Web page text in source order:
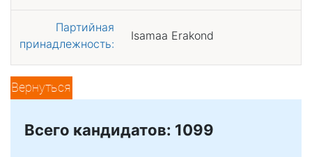
Партийная
принадлежность:
Isamaa Erakond
Вернуться
Всего кандидатов: 1099